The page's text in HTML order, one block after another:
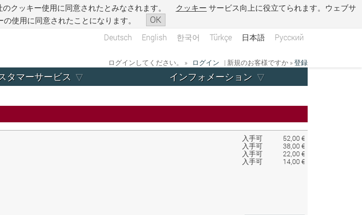
クッキー使用に同意されたとみなされます。 クッキー サービス向上に役立てられます。ウェブサ
使用に同意されたことになります。
OK
Deutsch English 한국어 Türkçe 日本語 Русский
ログインしてください。 » ログイン | 新規のお客様ですか »登録
タマーサービス インフォメーション
入手可
52,00 €
入手可
38,00 €
入手可
22,00 €
入手可
14,00 €